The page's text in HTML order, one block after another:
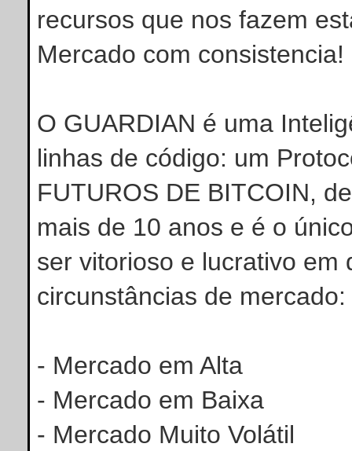
recursos que nos fazem
Mercado com consistencia!
O GUARDIAN é uma
linhas de código: um
FUTUROS DE BITCOIN,
mais de 10 anos e é o
ser vitorioso e lucrativo em
circunstâncias de mercado:
- Mercado em Alta
- Mercado em Baixa
- Mercado Muito Volátil